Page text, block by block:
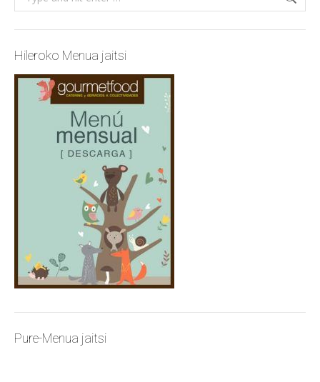
Hileroko Menua jaitsi
Pure-Menua jaitsi